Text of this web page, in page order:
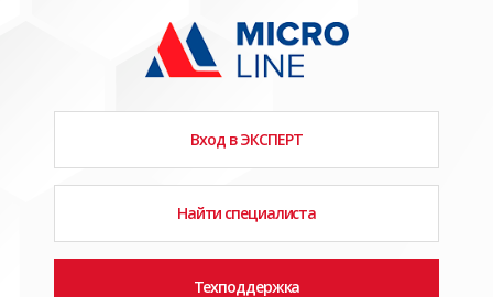
Вход в ЭКСПЕРТ
Найти специалиста
Техподдержка